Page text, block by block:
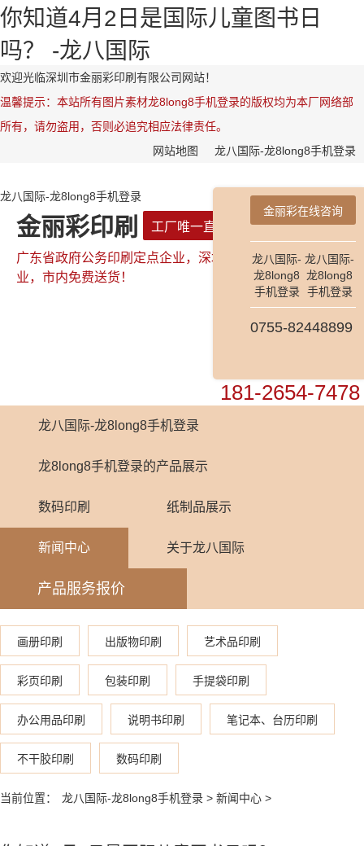
你知道4月2日是国际儿童图书日
吗？ -龙八国际
欢迎光临深圳市金丽彩印刷有限公司网站！
温馨提示：本站所有图片素材龙8long8手机登录的版权均为本厂网络部
所有，请勿盗用，否则必追究相应法律责任。
网站地图
龙八国际-龙8long8手机登录
龙八国际-龙8long8手机登录
金丽彩印刷 工厂唯一直属网站
广东省政府公务印刷定点企业，深圳市政府公务印刷定点企
业，市内免费送货！
181-2654-7478
龙八国际-龙8long8手机登录
龙8long8手机登录的产品展示
数码印刷 纸制品展示
新闻中心 关于龙八国际
产品服务报价
画册印刷 出版物印刷 艺术品印刷
彩页印刷 包装印刷 手提袋印刷
办公用品印刷 说明书印刷 笔记本、台历印刷
不干胶印刷 数码印刷
当前位置： 龙八国际-龙8long8手机登录 > 新闻中心 >
金丽彩在线咨询
龙八国际-
龙8long8
手机登录
龙八国际-
龙8long8
手机登录
0755-82448899